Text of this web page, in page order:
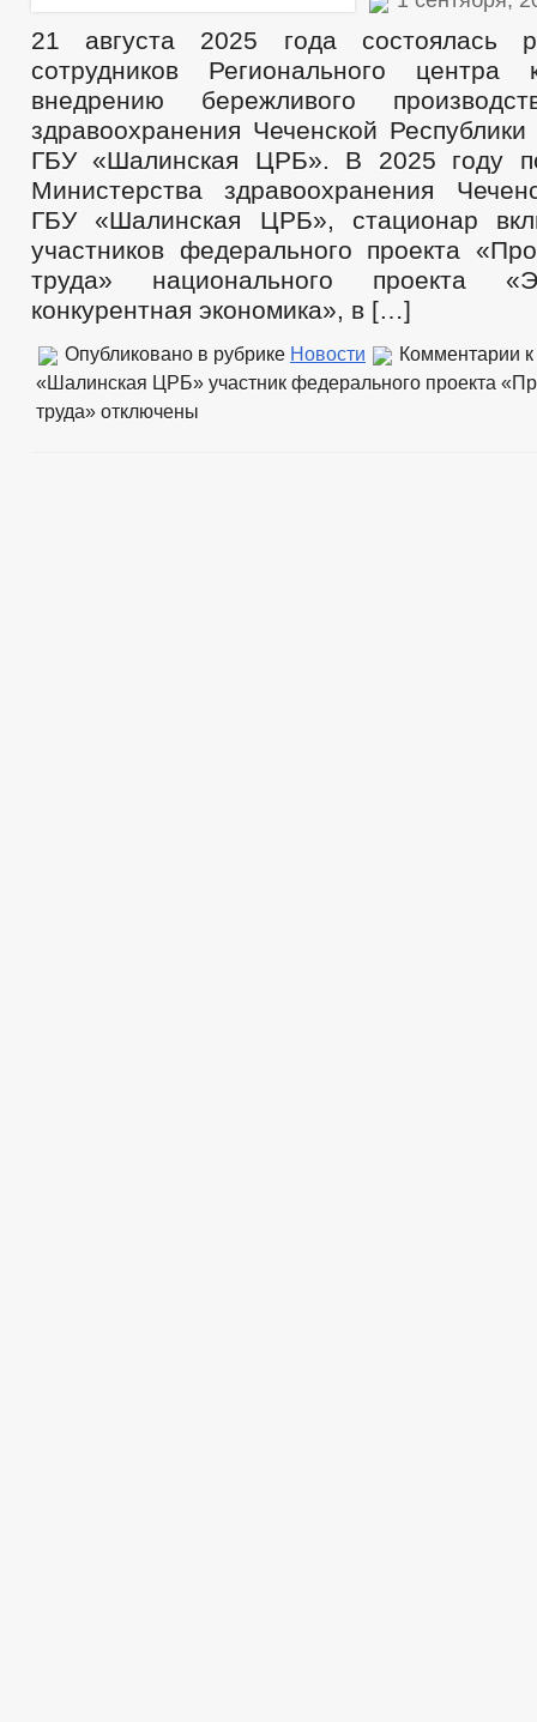
21 августа 2025 года состоялась
сотрудников Регионального центра
внедрению бережливого
здравоохранения Чеченской
ГБУ «Шалинская ЦРБ». В 2025 году
Министерства здравоохранения
ГБУ «Шалинская ЦРБ», стационар
участников федерального проекта
труда» национального проекта
конкурентная экономика», в […]
Опубликовано в рубрике Новости Комментарии
«Шалинская ЦРБ» участник федерального проекта
труда» отключены